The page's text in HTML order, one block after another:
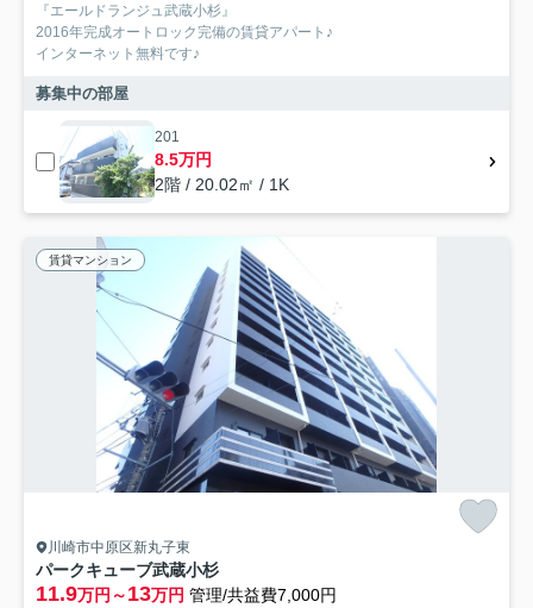
『エールドランジュ武蔵小杉』
2016年完成オートロック完備の賃貸アパート♪
インターネット無料です♪
募集中の部屋
201
8.5万円
2階 / 20.02㎡ / 1K
賃貸マンション
川崎市中原区新丸子東
パークキューブ武蔵小杉
11.9万円～13万円 管理/共益費7,000円